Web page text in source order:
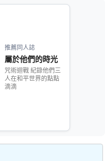
推薦同人誌
屬於他們的時光
咒術迴戰 紀錄他們三
人在和平世界的點點
滴滴